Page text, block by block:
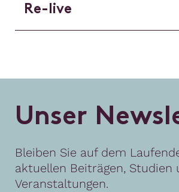
Re-live
Unser Newsl
Bleiben Sie auf dem
aktuellen Beiträgen, Studien
Veranstaltungen.